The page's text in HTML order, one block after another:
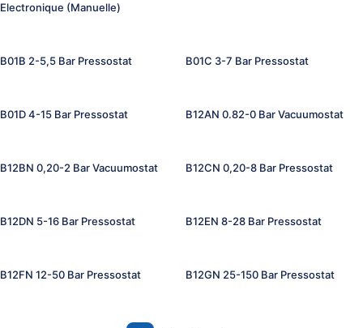
Electronique (Manuelle)
B01B 2-5,5 Bar Pressostat B01C 3-7 Bar Pressostat
B01D 4-15 Bar Pressostat B12AN 0.82-0 Bar Vacuumostat
B12BN 0,20-2 Bar Vacuumostat B12CN 0,20-8 Bar Pressostat
B12DN 5-16 Bar Pressostat B12EN 8-28 Bar Pressostat
B12FN 12-50 Bar Pressostat B12GN 25-150 Bar Pressostat